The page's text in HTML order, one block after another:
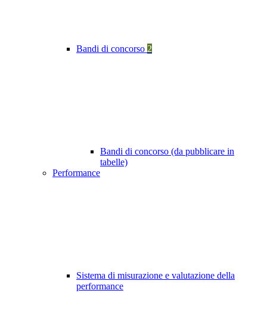
Bandi di concorso 2
Bandi di concorso (da pubblicare in
tabelle)
Performance
Sistema di misurazione e valutazione della
performance